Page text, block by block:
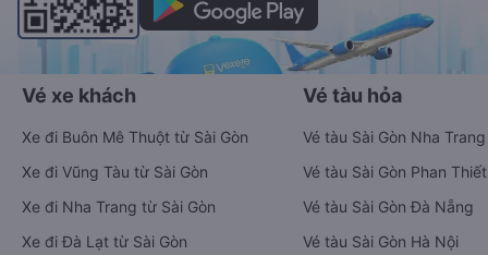
Vé xe khách
Xe đi Buôn Mê Thuột từ Sài Gòn
Xe đi Vũng Tàu từ Sài Gòn
Xe đi Nha Trang từ Sài Gòn
Xe đi Đà Lạt từ Sài Gòn
Vé tàu hỏa
Vé tàu Sài Gòn Nha Trang
Vé tàu Sài Gòn Phan Thiết
Vé tàu Sài Gòn Đà Nẵng
Vé tàu Sài Gòn Hà Nội